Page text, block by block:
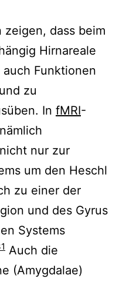
dass beim
Hirnareale
Funktionen
zu
In fMRI-
nur zur
um den Heschl
zu einer der
und des Gyrus
Systems
Auch die
(Amygdalae)